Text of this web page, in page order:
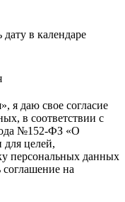
я даю свое согласие
в соответствии с
№152-ФЗ «О
целей,
персональных данных
на